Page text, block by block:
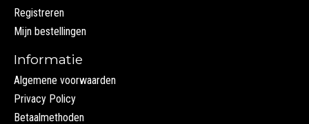
Registreren
Mijn bestellingen
Informatie
Algemene voorwaarden
Privacy Policy
Betaalmethoden